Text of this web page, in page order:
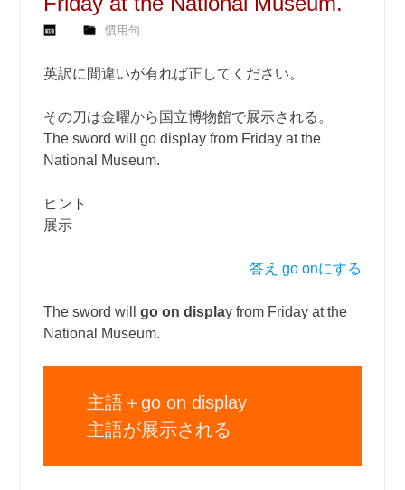
慣用句
英訳に間違いが有れば正してください。
その刀は金曜から国立博物館で展示される。
The sword will go display from Friday at the
National Museum.
ヒント
展示
答え go onにする
The sword willgo on display from Friday at the
National Museum.
主語＋go on display
主語が展示される